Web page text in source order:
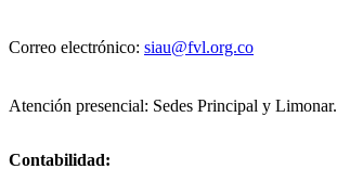
Correo electrónico: siau@fvl.org.co
Atención presencial: Sedes Principal y Limonar.
Contabilidad: